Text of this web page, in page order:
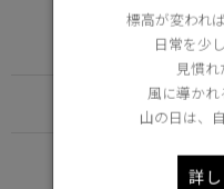
標高が変われ
日常を少
見慣れ
風に導かれ
山の日は、
詳